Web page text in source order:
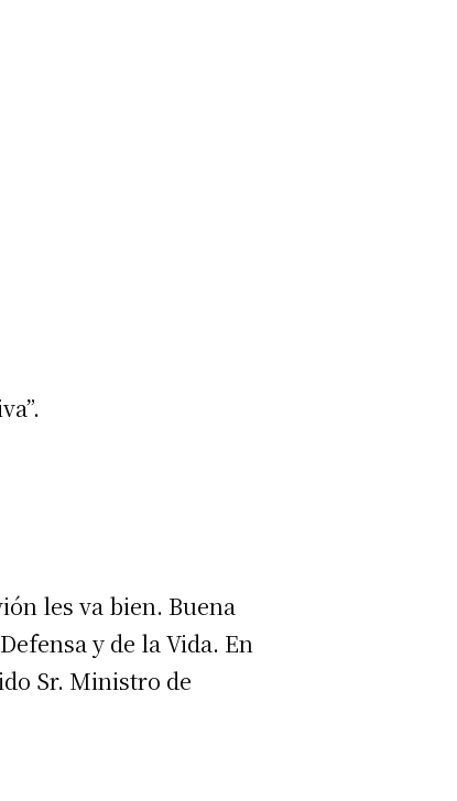
les va bien. Buena
y de la Vida. En
Sr. Ministro de